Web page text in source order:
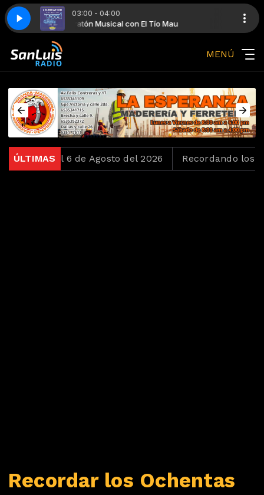
03:00 - 04:00
Maratón Musical con El Tío Mau
Kool & The Gang - Ladies Night
MENÚ
ÚLTIMAS
del 6 de Agosto del 2026 Recordando los
Recordar los Ochentas